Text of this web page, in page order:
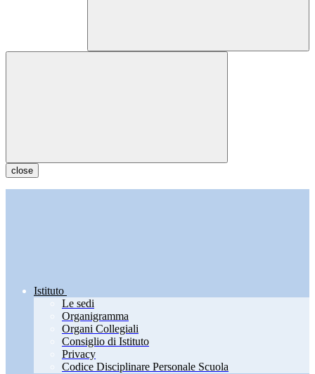
close
Istituto
Le sedi
Organigramma
Organi Collegiali
Consiglio di Istituto
Privacy
Codice Disciplinare Personale Scuola